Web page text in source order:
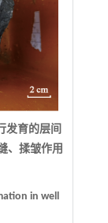
发育的层间
、揉皱作用
in well